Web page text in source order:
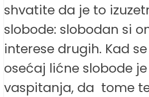
shvatite da je to
slobode: slobodan si
interese drugih. Kad
osećaj lićne slobode
vaspitanja, da tome